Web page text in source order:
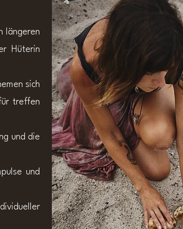
längeren
Hüterin
sich
treffen
und die
und